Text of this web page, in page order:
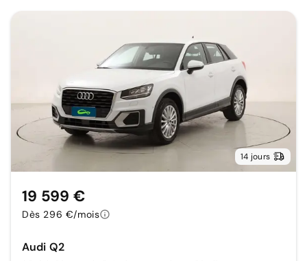
14 jours
Audi Q2
19 599 €
Dès 296 €/mois